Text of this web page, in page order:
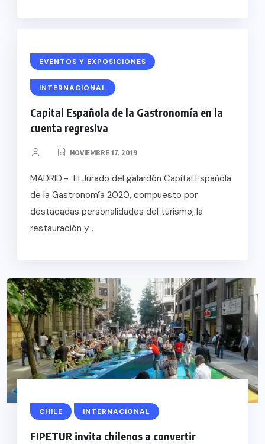
EVENTOS Y EXPOSICIONES
INTERNACIONAL
Capital Española de la Gastronomía en la
cuenta regresiva
NOVIEMBRE 17, 2019
MADRID.- El Jurado del galardón Capital Española
de la Gastronomía 2020, compuesto por
destacadas personalidades del turismo, la
restauración y...
CHILE INTERNACIONAL
FIPETUR invita chilenos a convertir